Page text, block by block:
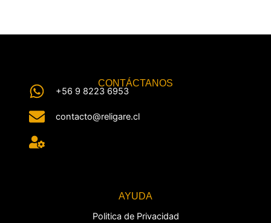
CONTÁCTANOS
+56 9 8223 6953
contacto@religare.cl
AYUDA
Politica de Privacidad